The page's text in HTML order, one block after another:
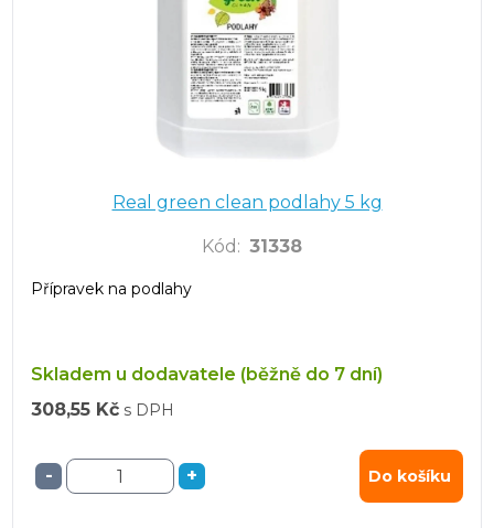
Real green clean podlahy 5 kg
Kód : 31338
Přípravek na podlahy
Skladem u dodavatele (běžně do 7 dní)
308,55 Kč s DPH
- + Do košíku